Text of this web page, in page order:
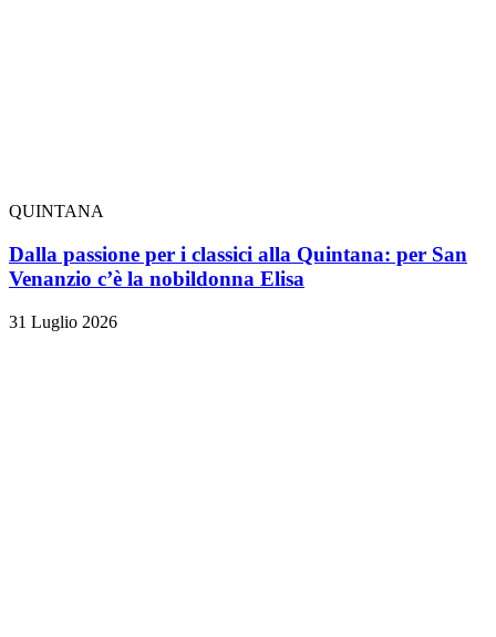
QUINTANA
Dalla passione per i classici alla Quintana: per San
Venanzio c’è la nobildonna Elisa
31 Luglio 2026